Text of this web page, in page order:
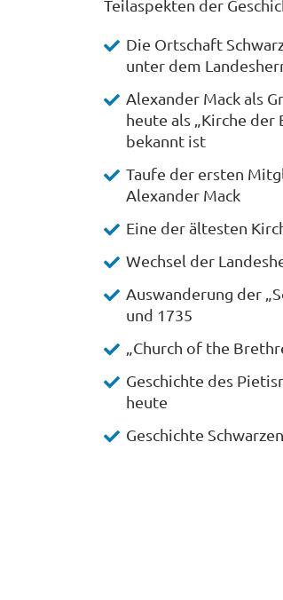
Teilaspekten der
Die Ortschaft
unter dem
Alexander Mack als
heute als „Kirche
bekannt ist
Taufe der ersten
Alexander Mack
Eine der ältesten
Wechsel der
Auswanderung der
und 1735
„Church of the
Geschichte des
heute
Geschichte